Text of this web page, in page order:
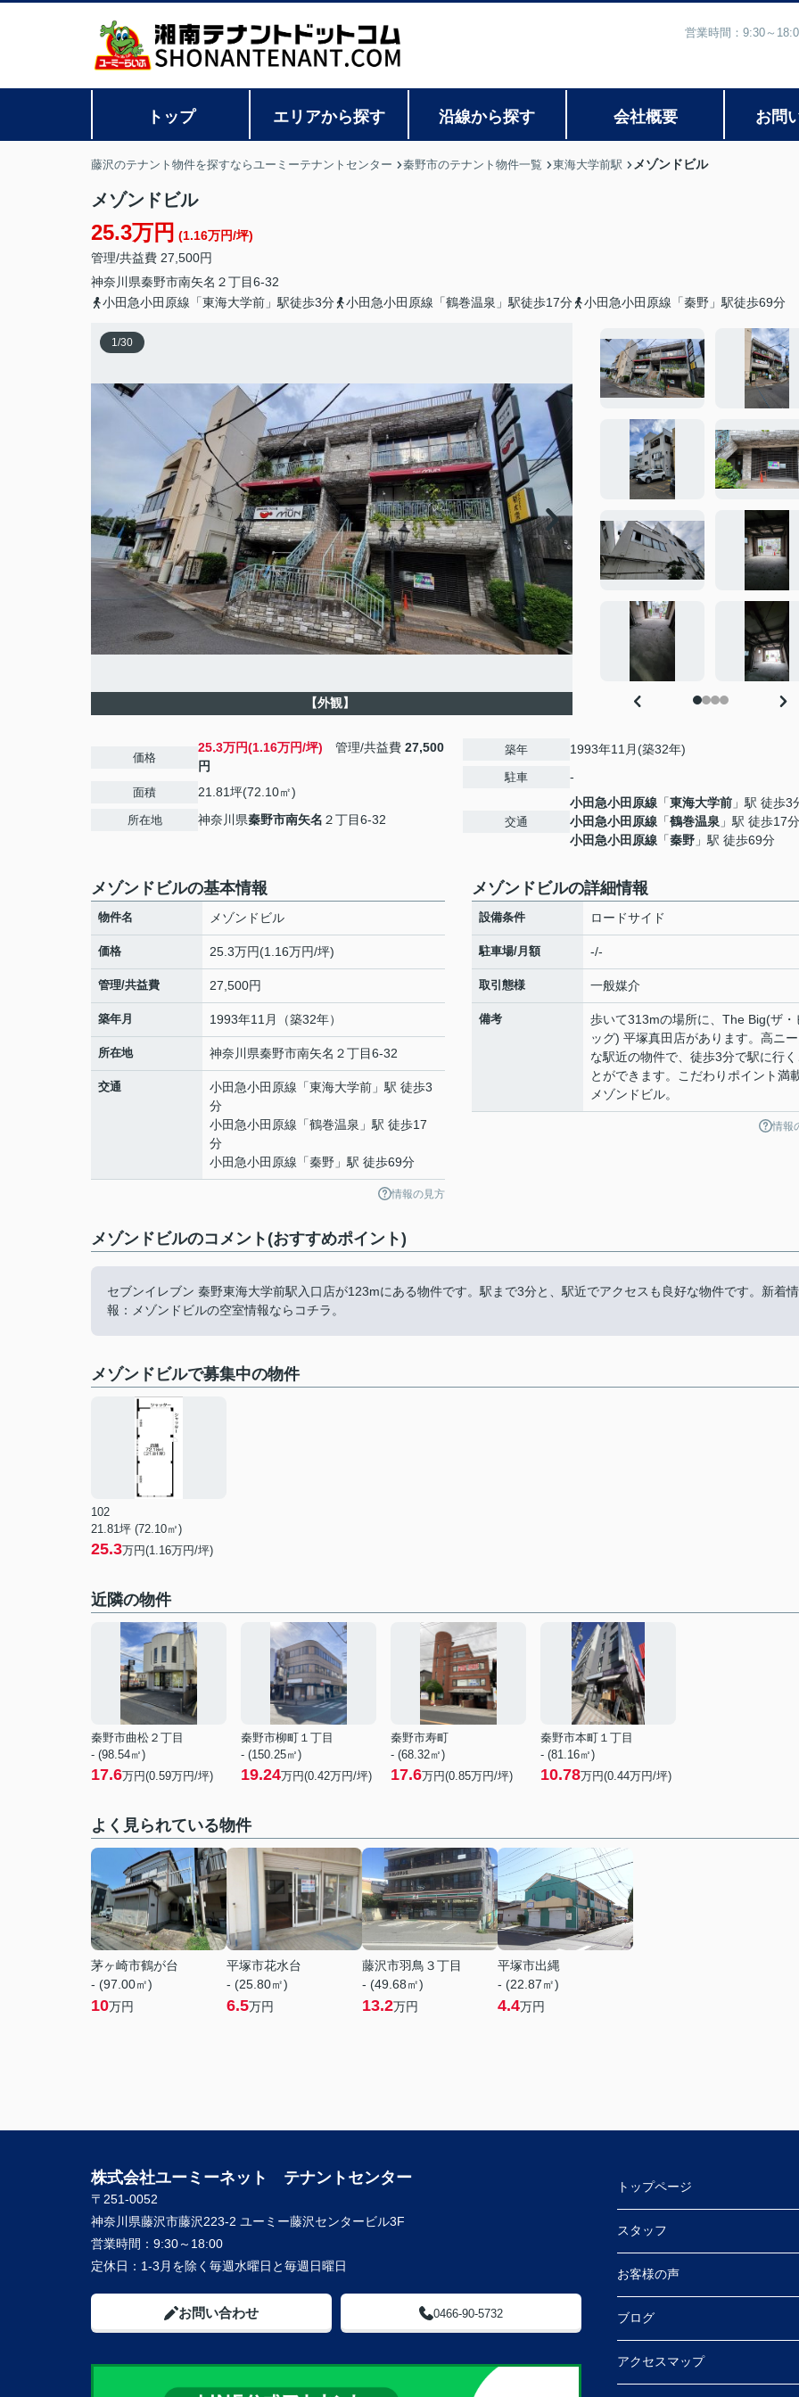
営業時間：9:30～
トップ エリアから探す 沿線から探す 会社概要 お問
藤沢のテナント物件を探すならユーミーテナントセンター 秦野市のテナント物件一覧 東海大学前駅 メゾンドビル
メゾンドビル
25.3万円 (1.16万円/坪)
管理/共益費 27,500円
神奈川県秦野市南矢名 ２丁目6-32
小田急小田原線「東海大学前」駅徒歩3分
小田急小田原線「鶴巻温泉」駅徒歩17分 小田急小田原線「秦野」駅徒歩69分
1/30
【外観】
価格
25.3万円(1.16万円/坪) 管理/共益費 27,500
円
面積 21.81坪(72.10㎡)
所在地 神奈川県秦野市南矢名 ２丁目6-32
築年 1993年11月(築32年)
駐車 -
交通
小田急小田原線 「東海大学前 」駅 徒歩3
小田急小田原線 「鶴巻温泉 」駅 徒歩17分
小田急小田原線 「秦野 」駅 徒歩69分
メゾンドビルの基本情報
物件名 メゾンドビル
価格 25.3万円(1.16万円/坪)
管理/共益費 27,500円
築年月 1993年11月（築32年）
所在地 神奈川県秦野市南矢名 ２丁目6-32
交通 小田急小田原線 「東海大学前 」駅 徒歩3
分
小田急小田原線 「鶴巻温泉 」駅 徒歩17
分
小田急小田原線 「秦野 」駅 徒歩69分
情報の見方
メゾンドビルの詳細情報
設備条件 ロードサイド
駐車場/月額 -/-
取引態様 一般媒介
備考
歩いて313mの場所に、The Big(ザ・
ッグ) 平塚真田店があります。高ニ
な駅近の物件で、徒歩3分で駅に行く
とができます。こだわりポイント満
メゾンドビル。
情報
メゾンドビルのコメント(おすすめポイント)
セブンイレブン 秦野東海大学前駅入口店が123mにある物件です。駅まで3分と、駅近でアクセスも良好な物件です。新着情
報：メゾンドビルの空室情報ならコチラ。
メゾンドビルで募集中の物件
102
21.81坪 (72.10㎡)
25.3万円(1.16万円/坪)
近隣の物件
秦野市曲松２丁目
- (98.54㎡)
17.6万円(0.59万円/坪)
秦野市柳町１丁目
- (150.25㎡)
19.24万円(0.42万円/坪)
秦野市寿町
- (68.32㎡)
17.6万円(0.85万円/坪)
秦野市本町１丁目
- (81.16㎡)
10.78万円(0.44万円/坪)
よく見られている物件
茅ヶ崎市鶴が台
- (97.00㎡)
10万円
平塚市花水台
- (25.80㎡)
6.5万円
藤沢市羽鳥３丁目
- (49.68㎡)
13.2万円
平塚市出縄
- (22.87㎡)
4.4万円
株式会社ユーミーネット テナントセンター
〒251-0052
神奈川県藤沢市藤沢223-2 ユーミー藤沢センタービル3F
営業時間： 9:30～18:00
定休日： 1-3月を除く毎週水曜日と毎週日曜日
お問い合わせ 0466-90-5732
トップページ
スタッフ
お客様の声
ブログ
アクセスマップ